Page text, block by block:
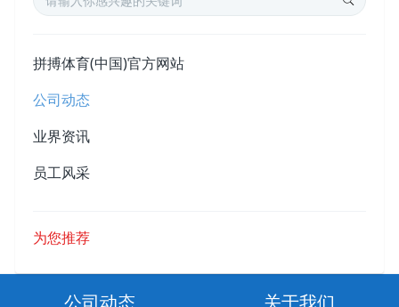
拼搏体育(中国)官方网站
公司动态
业界资讯
员工风采
为您推荐